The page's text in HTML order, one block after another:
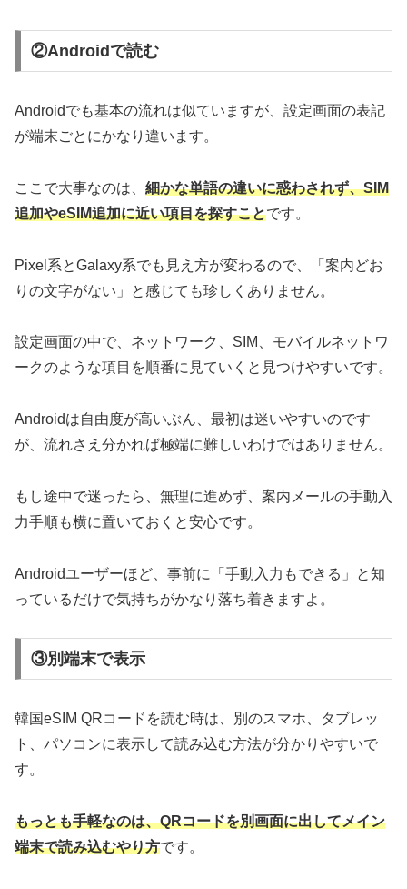
②Androidで読む
Androidでも基本の流れは似ていますが、設定画面の表記
が端末ごとにかなり違います。
ここで大事なのは、 細かな単語の違いに惑わされず、SIM
追加やeSIM追加に近い項目を探すことです。
Pixel系とGalaxy系でも見え方が変わるので、「案内どお
りの文字がない」と感じても珍しくありません。
設定画面の中で、ネットワーク、SIM、モバイルネットワ
ークのような項目を順番に見ていくと見つけやすいです。
Androidは自由度が高いぶん、最初は迷いやすいのです
が、流れさえ分かれば極端に難しいわけではありません。
もし途中で迷ったら、無理に進めず、案内メールの手動入
力手順も横に置いておくと安心です。
Androidユーザーほど、事前に「手動入力もできる」と知
っているだけで気持ちがかなり落ち着きますよ。
③別端末で表示
韓国eSIM QRコードを読む時は、別のスマホ、タブレッ
ト、パソコンに表示して読み込む方法が分かりやすいで
す。
もっとも手軽なのは、QRコードを別画面に出してメイン
端末で読み込むやり方です。